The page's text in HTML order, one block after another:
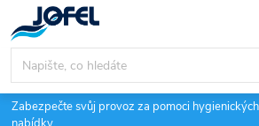
na
obsah
Zabezpečte svůj provoz za pomoci